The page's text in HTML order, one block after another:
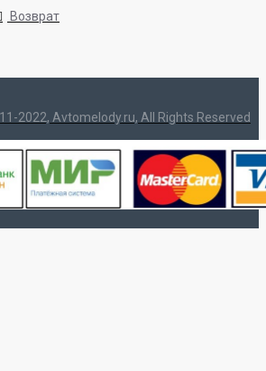
Возврат
2022, Avtomelody.ru, All Rights Reserved